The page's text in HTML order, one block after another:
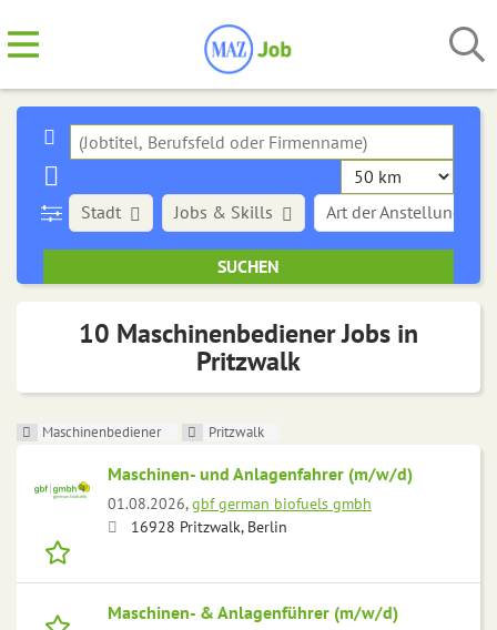
Stadt Art der Anstellung
Jobs & Skills
10 Maschinenbediener Jobs in
Pritzwalk
Maschinenbediener Pritzwalk
Maschinen- und Anlagenfahrer (m/w/d)
01.08.2026,gbf german biofuels gmbh
16928 Pritzwalk, Berlin
Maschinen- & Anlagenführer (m/w/d)